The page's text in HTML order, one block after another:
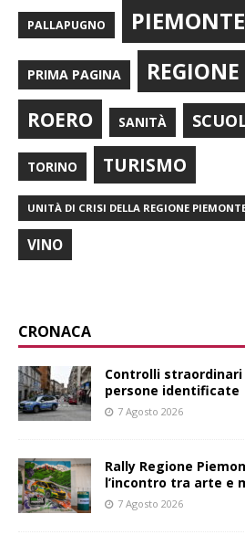
PALLAPUGNO PIEMONTE
PRIMA PAGINA
ROERO SANITÀ
TORINO TURISMO
UNITÀ DI CRISI DELLA REGIONE
VINO
CRONACA
Controlli
persone identificate
7 Agosto 2026
Rally Regione
l’incontro tra arte e
7 Agosto 2026